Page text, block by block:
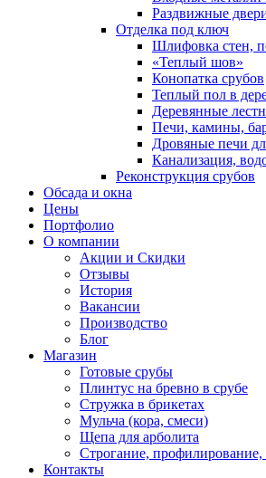
Раздвижные
Отделка под ключ
Шлифовка стен,
«Теплый шов»
Конопатка срубов
Теплый пол в
Деревянные
Печи, камины,
Дровяные печи
Канализация,
Реконструкция срубов
Обсада и окна
Цены
Портфолио
О компании
Акции и Скидки
Отзывы
История
Вакансии
Производство
Блог
Магазин
Готовые срубы
Плинтус на бревно в срубе
Стружка в брикетах
Мульча (кора, смеси)
Щепа для арболита
Строгание,
Контакты